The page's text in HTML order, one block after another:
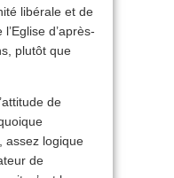
libérale et de
d’après-
plutôt que
de
assez logique
de